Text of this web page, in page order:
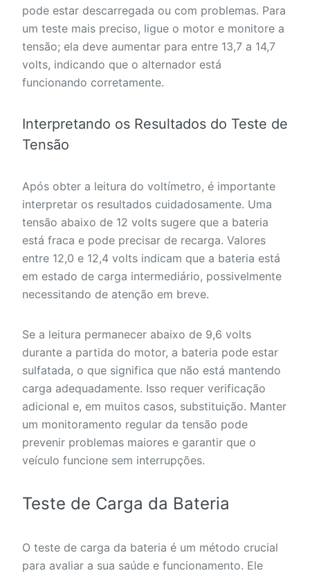
pode estar descarregada ou com problemas. Para
um teste mais preciso, ligue o motor e monitore a
tensão; ela deve aumentar para entre 13,7 a 14,7
volts, indicando que o alternador está
funcionando corretamente.
Interpretando os Resultados do Teste de
Tensão
Após obter a leitura do voltímetro, é importante
interpretar os resultados cuidadosamente. Uma
tensão abaixo de 12 volts sugere que a bateria
está fraca e pode precisar de recarga. Valores
entre 12,0 e 12,4 volts indicam que a bateria está
em estado de carga intermediário, possivelmente
necessitando de atenção em breve.
Se a leitura permanecer abaixo de 9,6 volts
durante a partida do motor, a bateria pode estar
sulfatada, o que significa que não está mantendo
carga adequadamente. Isso requer verificação
adicional e, em muitos casos, substituição. Manter
um monitoramento regular da tensão pode
prevenir problemas maiores e garantir que o
veículo funcione sem interrupções.
Teste de Carga da Bateria
O teste de carga da bateria é um método crucial
para avaliar a sua saúde e funcionamento. Ele